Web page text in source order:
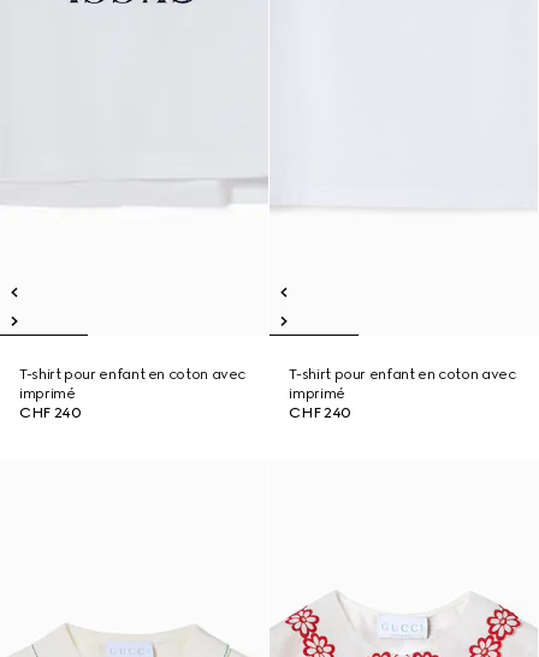
T-shirt pour enfant en coton avec
imprimé
CHF 240
T-shirt pour enfant en coton avec
imprimé
CHF 240